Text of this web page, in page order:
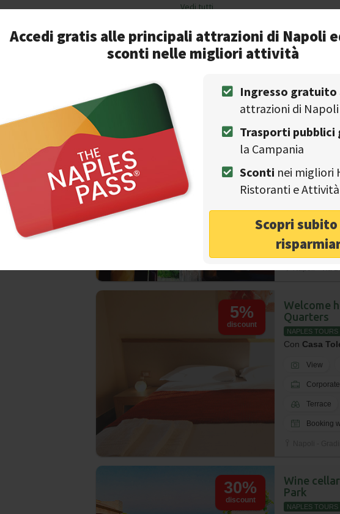
Accedi gratis alle principali attrazioni di Napoli
sconti nelle migliori attività
Ingresso gratuito
attrazioni di Napoli
Trasporti pubblici
la Campania
Sconti nei migliori
Ristoranti e
Scopri subito
Vedi tutti ❯
Outdoor seating
with outdoor seating in Naples according to Visit Naples.
place to spend a beautiful sunny day? Maybe a structure that allows you to
are the best places with outdoor seating in the area of Naples.
Discover
NAPLES TOURS
Con Palazzo
Party
Pets
Cocktails
Napoli - Via
5%
discount
Welcome
Quarters
NAPLES TOURS
Con Casa
View
Terrace
Booking
30%
discount
Wine
Park
NAPLES TOURS